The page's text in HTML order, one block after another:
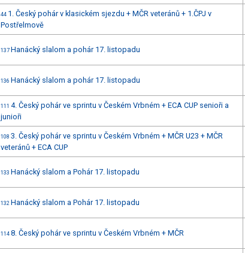
44 1. Český pohár v klasickém sjezdu + MČR veteránů + 1.ČPJ v
Postřelmově
137 Hanácký slalom a pohár 17. listopadu
136 Hanácký slalom a pohár 17. listopadu
111 4. Český pohár ve sprintu v Českém Vrbném + ECA CUP senioři a
junioři
108 3. Český pohár ve sprintu v Českém Vrbném + MČR U23 + MČR
veteránů + ECA CUP
133 Hanácký slalom a Pohár 17. listopadu
132 Hanácký slalom a Pohár 17. listopadu
114 8. Český pohár ve sprintu v Českém Vrbném + MČR